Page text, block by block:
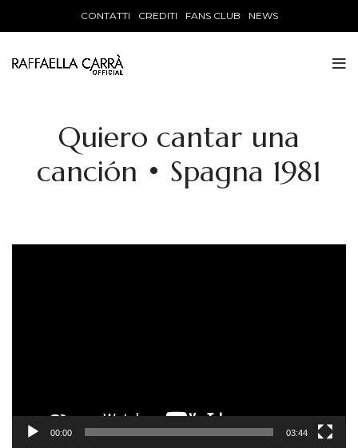
CONTATTI CREDITI FANS CLUB NEWS
Quiero cantar una
canción • Spagna 1981
00:00 03:44